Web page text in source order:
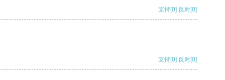
支持[0] 反对[0]
支持[0] 反对[0]